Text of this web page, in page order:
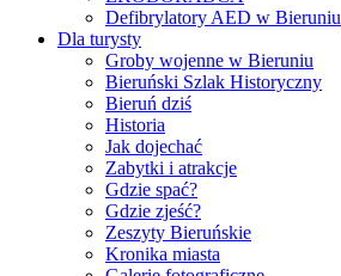
Defibrylatory AED w Bieruniu
Dla turysty
Groby wojenne w Bieruniu
Bieruński Szlak Historyczny
Bieruń dziś
Historia
Jak dojechać
Zabytki i atrakcje
Gdzie spać?
Gdzie zjeść?
Zeszyty Bieruńskie
Kronika miasta